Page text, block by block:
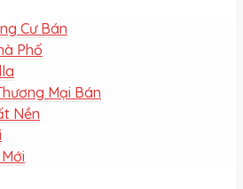
Cư Bán
Phố
Mại Bán
Nền